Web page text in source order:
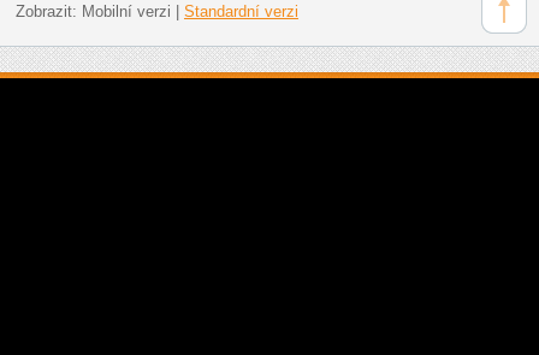
Zobrazit: Mobilní verzi Standardní verzi